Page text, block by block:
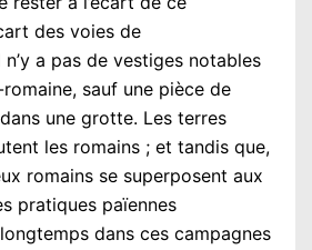
des voies de
a pas de vestiges notables
sauf une pièce de
une grotte. Les terres
les romains ; et tandis que,
romains se superposent aux
pratiques païennes
dans ces campagnes